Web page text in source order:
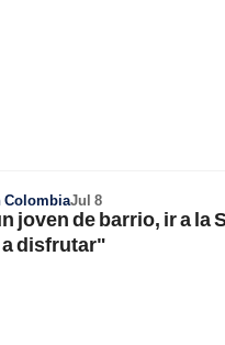
ColombiaJul 8
joven de barrio, ir a la
disfrutar"